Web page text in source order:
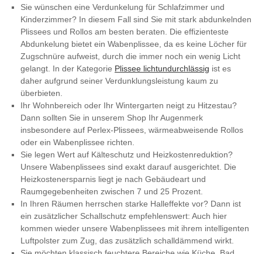
Sie wünschen eine Verdunkelung für Schlafzimmer und
Kinderzimmer? In diesem Fall sind Sie mit stark abdunkelnden
Plissees und Rollos am besten beraten. Die effizienteste
Abdunkelung bietet ein Wabenplissee, da es keine Löcher für
Zugschnüre aufweist, durch die immer noch ein wenig Licht
gelangt. In der Kategorie Plissee lichtundurchlässig ist es
daher aufgrund seiner Verdunklungsleistung kaum zu
überbieten.
Ihr Wohnbereich oder Ihr Wintergarten neigt zu Hitzestau?
Dann sollten Sie in unserem Shop Ihr Augenmerk
insbesondere auf Perlex-Plissees, wärmeabweisende Rollos
oder ein Wabenplissee richten.
Sie legen Wert auf Kälteschutz und Heizkostenreduktion?
Unsere Wabenplissees sind exakt darauf ausgerichtet. Die
Heizkostenersparnis liegt je nach Gebäudeart und
Raumgegebenheiten zwischen 7 und 25 Prozent.
In Ihren Räumen herrschen starke Halleffekte vor? Dann ist
ein zusätzlicher Schallschutz empfehlenswert: Auch hier
kommen wieder unsere Wabenplissees mit ihrem intelligenten
Luftpolster zum Zug, das zusätzlich schalldämmend wirkt.